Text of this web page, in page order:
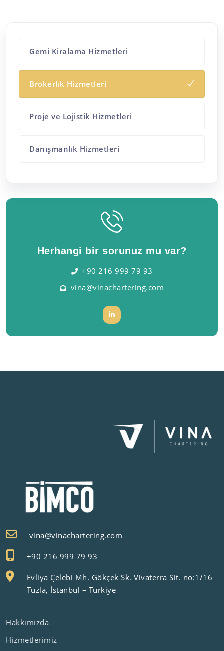
Gemi Kiralama Hizmetleri
Brokerlık Hizmetleri
Proje ve Lojistik Hizmetleri
Danışmanlık Hizmetleri
Herhangi bir sorunuz mu var?
+90 216 999 79 93
vina@vinachartering.com
vina@vinachartering.com
+90 216 999 79 93
Evliya Çelebi Mh. Gökçek Sk. Vivaterra Sit. no:1/16
Tuzla, İstanbul – Türkiye
Hakkımızda
Hizmetlerimiz